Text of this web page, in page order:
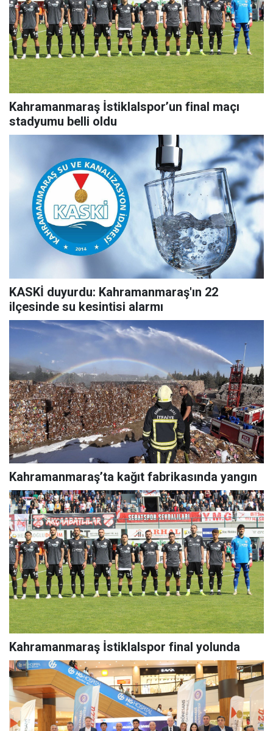
Kahramanmaraş İstiklalspor’un final maçı
stadyumu belli oldu
KASKİ duyurdu: Kahramanmaraş'ın 22
ilçesinde su kesintisi alarmı
Kahramanmaraş’ta kağıt fabrikasında yangın
Kahramanmaraş İstiklalspor final yolunda